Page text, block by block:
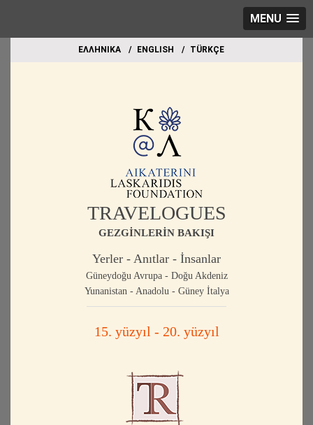
MENU
EΛΛΗΝΙΚΑ ΕΝGLISH TÜRKÇE
TRAVELOGUES
GEZGİNLERİN BAKIŞI
Yerler - Anıtlar - İnsanlar
Güneydoğu Avrupa - Doğu Akdeniz
Yunanistan - Anadolu - Güney İtalya
15. yüzyıl - 20. yüzyıl